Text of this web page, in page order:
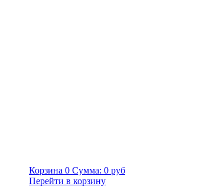
Корзина 0 Сумма: 0 руб
Перейти в корзину